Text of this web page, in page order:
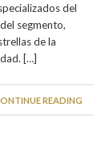
del
segmento,
de la
[…]
READING